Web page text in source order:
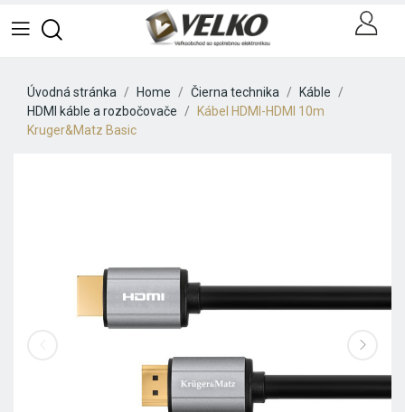
Úvodná stránka Home Čierna technika
Káble
HDMI káble a rozbočovače
Kábel HDMI-HDMI 10m
Kruger&Matz Basic